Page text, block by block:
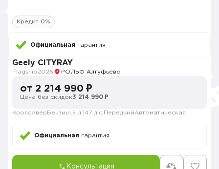
Кредит 0%
Официальная гарантия
Geely CITYRAY
Flagship2026 РОЛЬФ Алтуфьево
от 2 214 990 ₽
Цена без скидок3 214 990 ₽
Кроссовер Бензин1.5 л. 147 л.с. ПереднийАвтоматическая
Официальная гарантия
Консультация